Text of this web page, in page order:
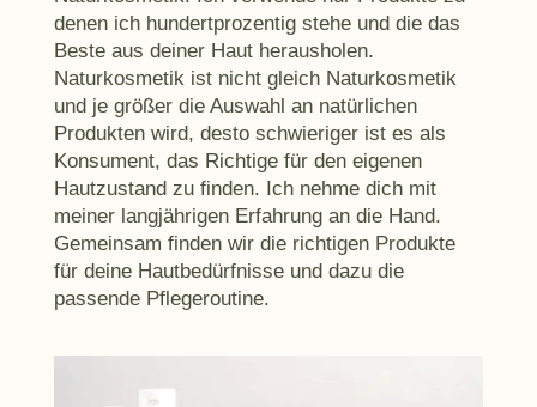
denen ich hundertprozentig stehe und die das
Beste aus deiner Haut herausholen.
Naturkosmetik ist nicht gleich Naturkosmetik
und je größer die Auswahl an natürlichen
Produkten wird, desto schwieriger ist es als
Konsument, das Richtige für den eigenen
Hautzustand zu finden. Ich nehme dich mit
meiner langjährigen Erfahrung an die Hand.
Gemeinsam finden wir die richtigen Produkte
für deine Hautbedürfnisse und dazu die
passende Pflegeroutine.